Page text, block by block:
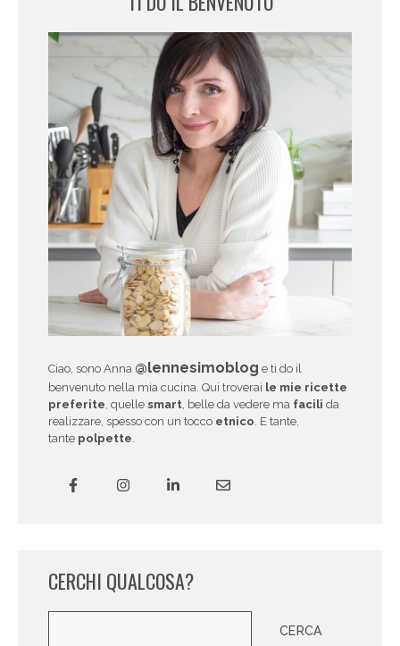
Ciao, sono Anna @lennesimoblog e ti do il
benvenuto nella mia cucina. Qui troverai le mie ricette
preferite, quelle smart, belle da vedere ma facili da
realizzare, spesso con un tocco etnico. E tante,
tante polpette.
CERCHI QUALCOSA?
CERCA